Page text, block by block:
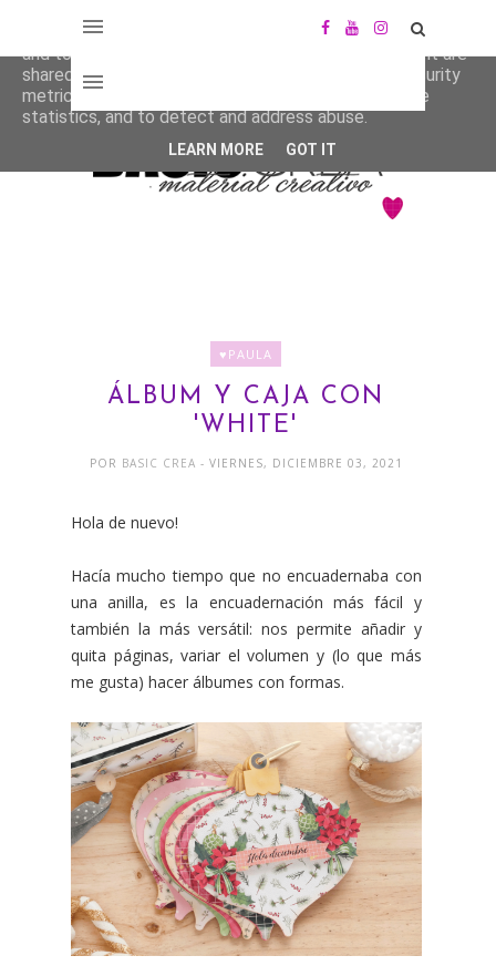
♥PAULA
ÁLBUM Y CAJA CON
'WHITE'
POR BASIC CREA - VIERNES, DICIEMBRE 03, 2021
Hola de nuevo!
Hacía mucho tiempo que no encuadernaba con
una anilla, es la encuadernación más fácil y
también la más versátil: nos permite añadir y
quita páginas, variar el volumen y (lo que más
me gusta) hacer álbumes con formas.
This site uses cookies from Google to deliver its services
and to analyze traffic. Your IP address and user-agent are
shared with Google along with performance and security
metrics to ensure quality of service, generate usage
statistics, and to detect and address abuse.
LEARN MORE GOT IT